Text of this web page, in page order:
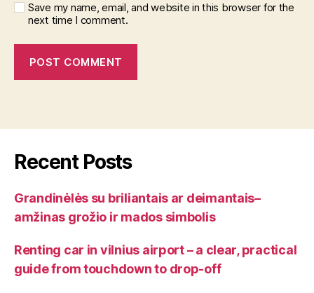
Save my name, email, and website in this browser for the
next time I comment.
Recent Posts
Grandinėlės su briliantais ar deimantais–
amžinas grožio ir mados simbolis
Renting car in vilnius airport – a clear, practical
guide from touchdown to drop-off